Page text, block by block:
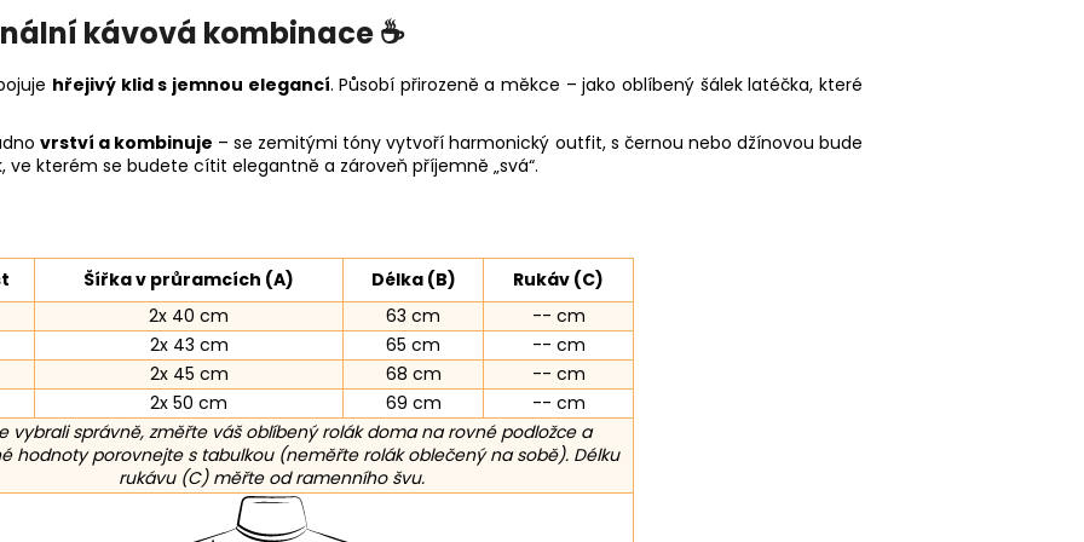
kávová kombinace ☕
hřejivý klid s jemnou elegancí. Působí přirozeně a měkce – jako oblíbený šálek latéčka, které
vrství a kombinuje – se zemitými tóny vytvoří harmonický outfit, s černou nebo džínovou bude
ve kterém se budete cítit elegantně a zároveň příjemně „svá“.
Šířka v průramcích (A) Délka (B)
Rukáv (C)
2x 40 cm
63 cm
-- cm
2x 43 cm
65 cm
-- cm
2x 45 cm
68 cm
-- cm
2x 50 cm
69 cm
-- cm
vybrali správně, změřte váš oblíbený rolák doma na rovné podložce a
hodnoty porovnejte s tabulkou (neměřte rolák oblečený na sobě). Délku
rukávu (C) měřte od ramenního švu.